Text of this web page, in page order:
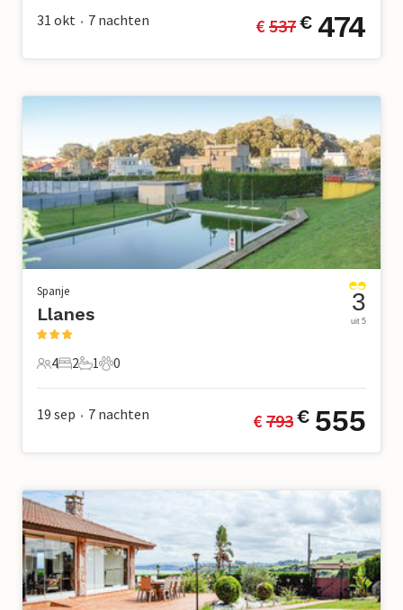
31 okt • 7 nachten € 537€ 474
Spanje
Llanes
4 Gasten
4
2 Slaapkamers
2
1 Badkamer
1
0 Huisdieren
0
3
uit 5
19 sep • 7 nachten € 793€ 555